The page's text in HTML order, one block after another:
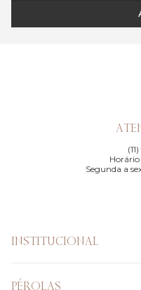
Segunda a
INSTITUCIONAL
PÉROLAS